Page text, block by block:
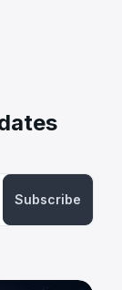
Subscribe